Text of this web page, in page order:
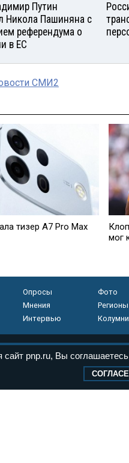
Путин
Никола Пашиняна с
референдума о
в ЕС
СМИ2
тизер A7 Pro Max
мог
Опросы
Фото
Мнения
Регионы
Интервью
сайт pnp.ru, Вы